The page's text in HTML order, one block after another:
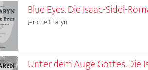
Blue Eyes. Die Isaac-Sidel-
Jerome Charyn
Unter dem Auge Gottes. Die